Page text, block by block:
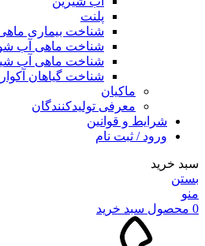
پلنت
شناخت بیماری
شناخت ماهی آب
شناخت ماهی آب
شناخت گیاهان
ماکیان
معرفی تولیدکنندگان
شرایط و قوانین
ورود / ثبت نام
سبد خرید
بستن
منو
0 محصول سبد خرید